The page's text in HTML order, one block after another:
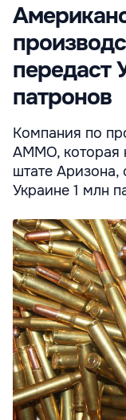
передаст
патронов
Компания по
AMMO,
штате Аризона,
Украине 1 млн